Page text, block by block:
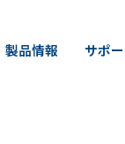
製品情報 サポ